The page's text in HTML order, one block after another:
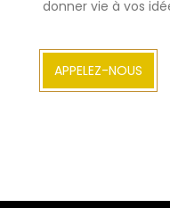
donner vie à vos
APPELEZ-NOUS